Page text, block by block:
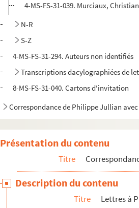
4-MS-FS-31-039. Murciaux, Christian
N-R
S-Z
4-MS-FS-31-294. Auteurs non identifiés
Transcriptions dacylographiées de
8-MS-FS-31-040. Cartons d'invitation
Correspondance de Philippe Jullian
Photographies
Documents relatifs à la publication des
Articles et documents sur Philippe Jullian
Présentation du contenu
Titre
Description du contenu
Titre
Lettres à